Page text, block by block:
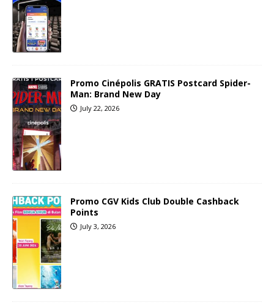
Promo Cinépolis GRATIS Postcard Spider-
Man: Brand New Day
July 22, 2026
Promo CGV Kids Club Double Cashback
Points
July 3, 2026